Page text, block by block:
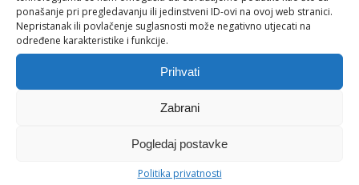
ponašanje pri pregledavanju ili jedinstveni ID-ovi na ovoj web stranici.
Nepristanak ili povlačenje suglasnosti može negativno utjecati na
određene karakteristike i funkcije.
Prihvati
Zabrani
Pogledaj postavke
Politika privatnosti
Ova navika posebno je korisna tijekom poslovnih ručkova,
večernjih druženja i toplih ljetnih dana. Čaša vode između
drugih pića pomaže nam usporiti, osvježiti se i lakše pratiti
koliko smo tekućine unijeli.
Mali podsjetnici koji stvaraju
velike navike